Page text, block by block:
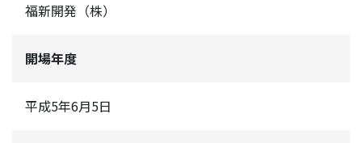
福新開発（株）
開場年度
平成5年6月5日